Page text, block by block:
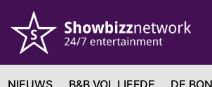
NIEUWS B&B VOL LIEFDE DE